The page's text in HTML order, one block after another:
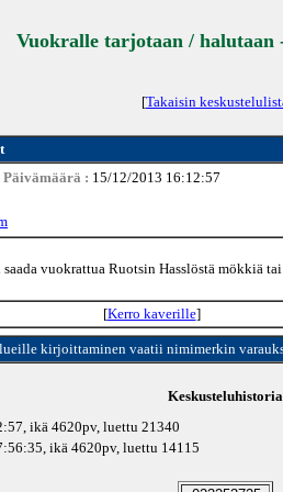
Vuokralle tarjotaan / halutaan
[Takaisin
Päivämäärä : 15/12/2013 16:12:57
vuokrattua Ruotsin Hasslöstä mökkiä
[Kerro kaverille]
kirjoittaminen vaatii nimimerkin
Keskusteluhistoria
ikä 4620pv, luettu 21340
ikä 4620pv, luettu 14115